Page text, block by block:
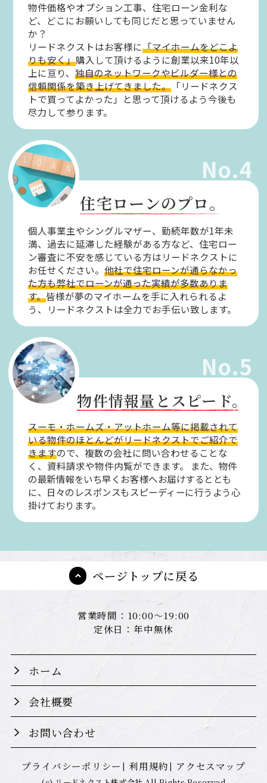
物件価格やオプション工事、住宅ローン金利な
ど、どこにお願いしても同じだと思っていません
か？
リードネクストはお客様に「マイホームをどこよ
りも安く」購入して頂けるように創業以来10年以
上に亘り、独自のネットワークやビルダー様との
信頼関係を築き上げてきました。 「リードネクス
トで買ってよかった」と思って頂けるよう今後も
尽力して参ります。
No.4
住宅ローンのプロ。
個人事業主やシングルマザー、勤続年数が1年未
満、過去に延滞した経験がある方など、住宅ロー
ン審査に不安を感じている方はリードネクストに
お任せください。他社で住宅ローンが通らなかっ
た方も弊社でローンが通った実績が多数ありま
す。皆様が夢のマイホームを手に入れられるよ
う、リードネクストは全力でお手伝い致します。
No.5
物件情報量とスピード。
スーモ・ホームズ・アットホーム等に掲載されて
いる物件のほとんどがリードネクストでご紹介で
きますので、複数の会社に問い合わせることな
く、資料請求や物件内覧ができます。
また、物件
の最新情報をいち早くお客様へお届けするととも
に、日々のレスポンスもスピーディーに行うよう心
掛けております。
ページトップに戻る
営業時間：10:00～19:00
定休日：年中無休
ホーム
会社概要
お問い合わせ
プライバシーポリシー 利用規約 アクセスマップ